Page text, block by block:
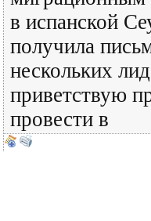
в испанской
получила
нескольких
приветствую
провести в